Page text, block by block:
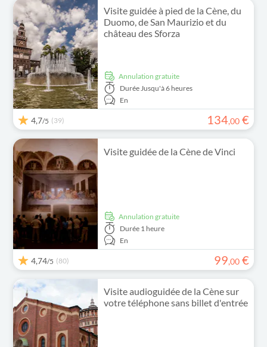
Visite guidée à pied de la Cène, du
Duomo, de San Maurizio et du
château des Sforza
Annulation gratuite
Durée Jusqu'à 6 heures
En
4,7/5 (39) 134,00 €
Visite guidée de la Cène de Vinci
Annulation gratuite
Durée 1 heure
En
4,74/5 (80) 99,00 €
Visite audioguidée de la Cène sur
votre téléphone sans billet d'entrée